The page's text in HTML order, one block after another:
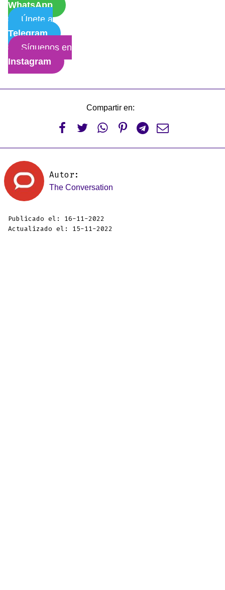
WhatsApp
Únete a
Telegram
Síguenos en
Instagram
Compartir en:
     
Autor:
The Conversation
Publicado el: 16-11-2022
Actualizado el: 15-11-2022